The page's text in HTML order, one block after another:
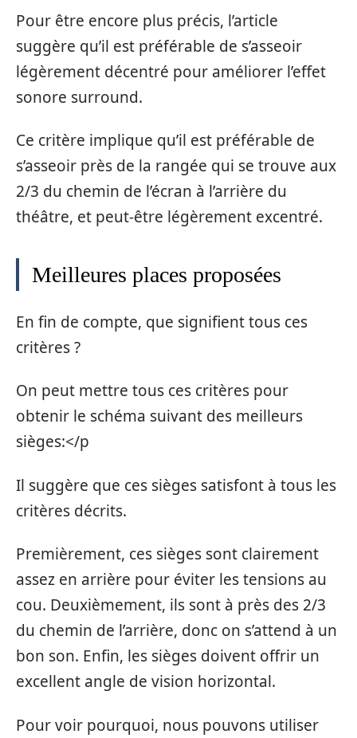
Pour être encore plus précis, l’article
suggère qu’il est préférable de s’asseoir
légèrement décentré pour améliorer l’effet
sonore surround.
Ce critère implique qu’il est préférable de
s’asseoir près de la rangée qui se trouve aux
2/3 du chemin de l’écran à l’arrière du
théâtre, et peut-être légèrement excentré.
Meilleures places proposées
En fin de compte, que signifient tous ces
critères ?
On peut mettre tous ces critères pour
obtenir le schéma suivant des meilleurs
sièges:</p
Il suggère que ces sièges satisfont à tous les
critères décrits.
Premièrement, ces sièges sont clairement
assez en arrière pour éviter les tensions au
cou. Deuxièmement, ils sont à près des 2/3
du chemin de l’arrière, donc on s’attend à un
bon son. Enfin, les sièges doivent offrir un
excellent angle de vision horizontal.
Pour voir pourquoi, nous pouvons utiliser